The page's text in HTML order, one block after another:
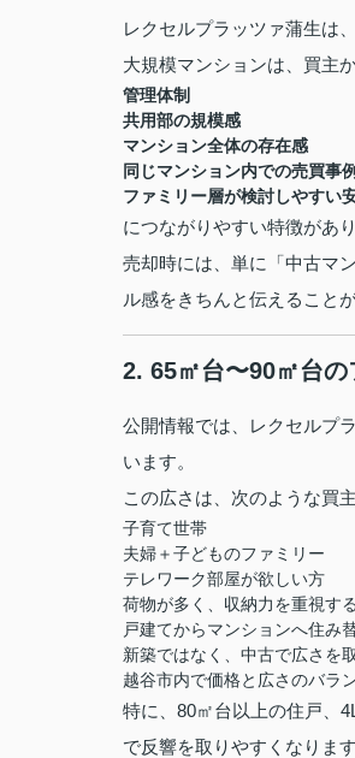
レクセルプラッツァ蒲生は
大規模マンションは、買主
管理体制
共用部の規模感
マンション全体の存在感
同じマンション内での売買事
ファミリー層が検討しやすい
につながりやすい特徴があり
売却時には、単に「中古マ
ル感をきちんと伝えること
2. 65㎡台〜90㎡台
公開情報では、レクセルプ
います。
この広さは、次のような買
子育て世帯
夫婦＋子どものファミリー
テレワーク部屋が欲しい方
荷物が多く、収納力を重視す
戸建てからマンションへ住み
新築ではなく、中古で広さを
越谷市内で価格と広さのバラ
特に、80㎡台以上の住戸、
で反響を取りやすくなります